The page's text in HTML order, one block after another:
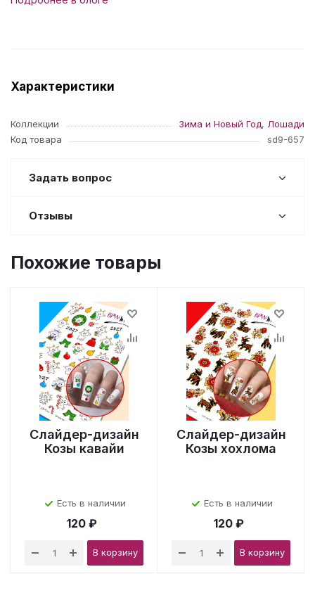
Характеристики
Коллекции Зима и Новый Год, Лошади
Код товара
sd9-657
Задать вопрос
Отзывы
Похожие товары
Слайдер-дизайн
Козы кавайи
Есть в наличии
120 ₽
В корзину
Слайдер-дизайн
Козы хохлома
Есть в наличии
120 ₽
В корзину